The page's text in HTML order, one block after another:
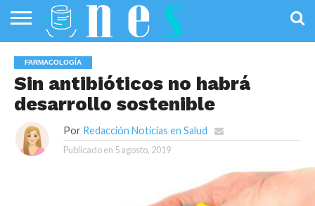
PÚBLICA
SANIDAD
INVESTIGACIÓN
ENTREVISTAS
PROFESIONALES
DE LA SALUD
INFOGRAFÍAS
DE SALUD
OPINIÓN
FARMACOLOGÍA
Sin antibióticos no habrá
desarrollo sostenible
Por Redacción Noticias en Salud
Publicado en 5 agosto, 2019